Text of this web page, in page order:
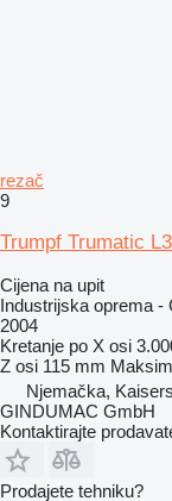
rezač
9
Trumpf Trumatic
Cijena na upit
Industrijska oprema -
2004
Kretanje po X osi
Z osi 115 mm
Njemačka,
GINDUMAC GmbH
Kontaktirajte
Prodajete tehniku?